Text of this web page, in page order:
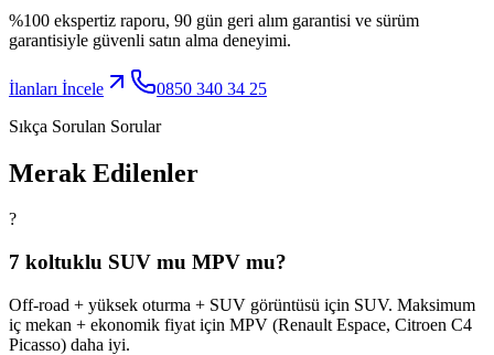
%100 ekspertiz raporu, 90 gün geri alım garantisi ve sürüm
garantisiyle güvenli satın alma deneyimi.
İlanları İncele
0850 340 34 25
Sıkça Sorulan Sorular
Merak Edilenler
?
7 koltuklu SUV mu MPV mu?
Off-road + yüksek oturma + SUV görüntüsü için SUV. Maksimum
iç mekan + ekonomik fiyat için MPV (Renault Espace, Citroen C4
Picasso) daha iyi.